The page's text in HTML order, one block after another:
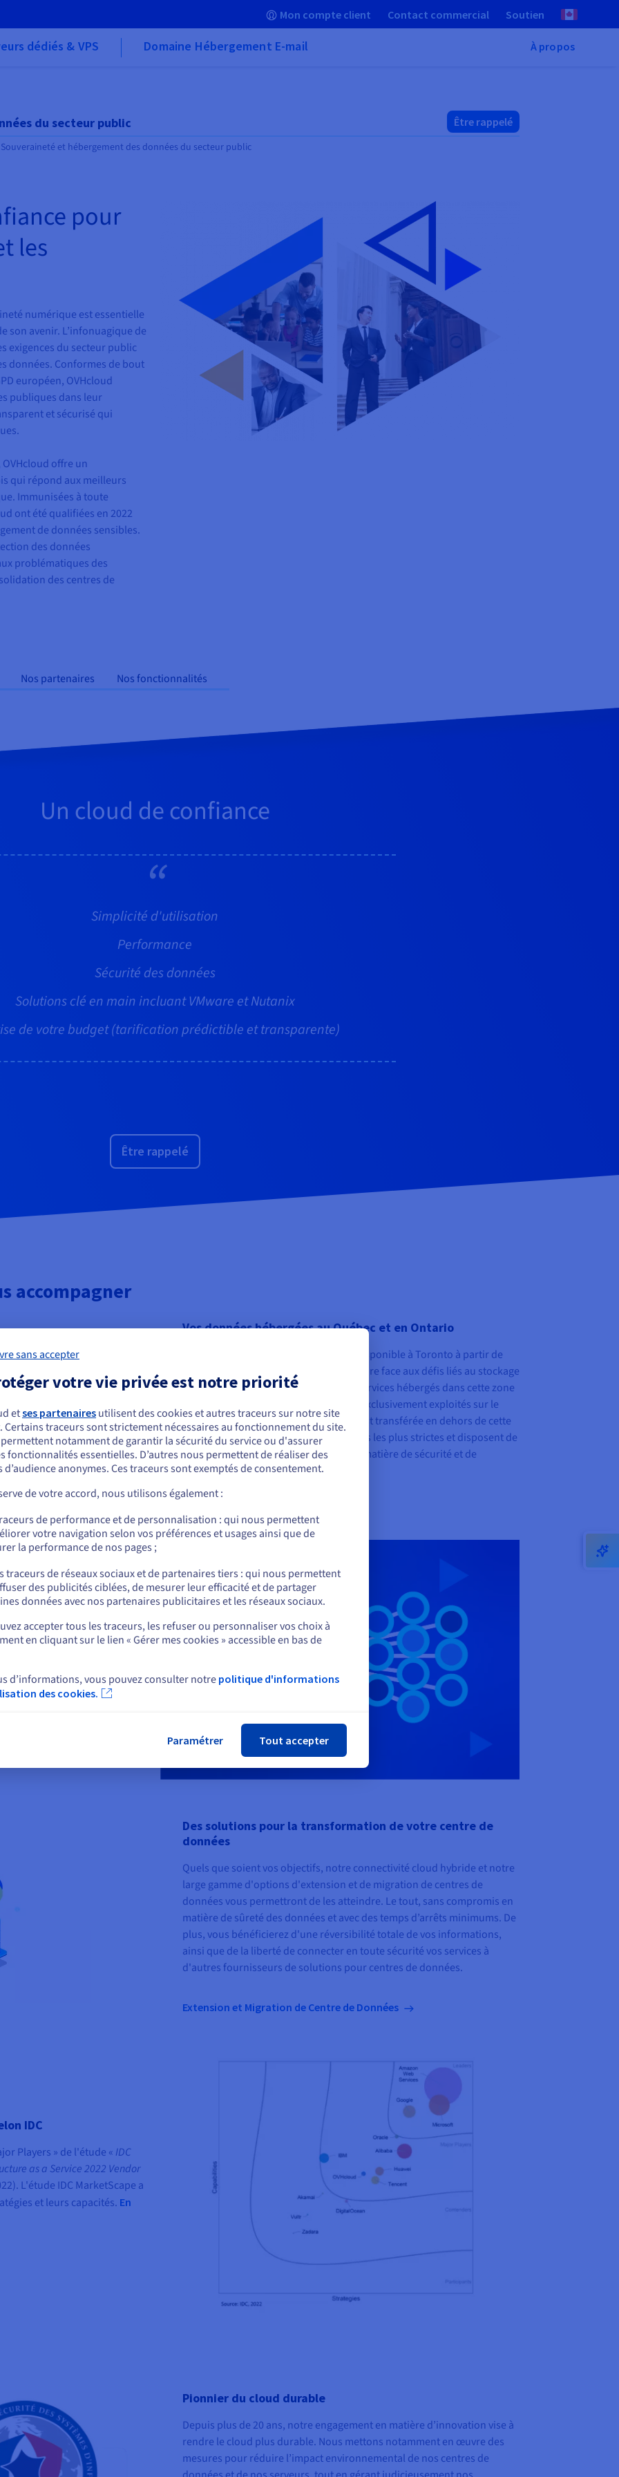
Mon compte client Contact commercial Soutien
dédiés & VPS Domaine Hébergement E-mail À propos
du secteur public
Être rappelé
Souveraineté et hébergement des données du secteur public
pour
les
numérique est essentielle
son avenir. L’infonuagique de
exigences du secteur public
données. Conformes de bout
européen, OVHcloud
publiques dans leur
et sécurisé qui
offre un
qui répond aux meilleurs
Immunisées à toute
ont été qualifiées en 2022
de données sensibles.
des données
problématiques des
des centres de
Nos partenaires Nos fonctionnalités
Un cloud de confiance
Simplicité d'utilisation
Performance
Sécurité des données
Solutions clé en main incluant VMware et Nutanix
de votre budget (tarification prédictible et transparente)
Être rappelé
accompagner
Vos données hébergées au Québec et en Ontario
Un deuxième centre de données sera disponible à Toronto à partir de
2024 et proposera des solutions pour faire face aux défis liés au stockage
et à la continuité de votre activité. Les services hébergés dans cette zone
de confiance ont la particularité d’être exclusivement exploités sur le
territoire canadien : aucune donnée n’est transférée en dehors de cette
zone. Ces services respectent les normes les plus strictes et disposent de
toutes les certifications nécessaires en matière de sécurité et de
protection des données.
notre backbone en fibre
détenu, éclairé et
et une souveraineté
20 Tbit/s. Grâce à de
peuvent accéder en toute
de données.
Des solutions pour la transformation de votre centre de
données
Quels que soient vos objectifs, notre connectivité cloud hybride et notre
large gamme d'options d'extension et de migration de centres de
données vous permettront de les atteindre. Le tout, sans compromis en
matière de sûreté des données et avec des temps d’arrêts minimums. De
plus, vous bénéficierez d'une réversibilité totale de vos informations,
ainsi que de la liberté de connecter en toute sécurité vos services à
d'autres fournisseurs de solutions pour centres de données.
Extension et Migration de Centre de Données
IDC
Players » de l'étude « IDC
as a Service 2022 Vendor
L'étude IDC MarketScape a
et leurs capacités. En
Pionnier du cloud durable
Depuis plus de 20 ans, notre engagement en matière d’innovation vise à
rendre le cloud plus durable. Nous mettons notamment en œuvre des
mesures pour réduire l’impact environnemental de nos centres de
semblez être localisé en États-Unis.
commander, rendez-vous sur le site de votre pays (États-Unis) et créez un
us.ovhcloud.com/
Anglais USD - $
ou
sur le site actuel
un autre site web
sans accepter
votre vie privée est notre priorité
etses partenaires utilisent des cookies et autres traceurs sur notre site
Certains traceurs sont strictement nécessaires au fonctionnement du site.
notamment de garantir la sécurité du service ou d'assurer
fonctionnalités essentielles. D’autres nous permettent de réaliser des
d’audience anonymes. Ces traceurs sont exemptés de consentement.
de votre accord, nous utilisons également :
de performance et de personnalisation : qui nous permettent
votre navigation selon vos préférences et usages ainsi que de
la performance de nos pages ;
traceurs de réseaux sociaux et de partenaires tiers : qui nous permettent
des publicités ciblées, de mesurer leur efficacité et de partager
données avec nos partenaires publicitaires et les réseaux sociaux.
accepter tous les traceurs, les refuser ou personnaliser vos choix à
en cliquant sur le lien « Gérer mes cookies » accessible en bas de
d’informations, vous pouvez consulter notre politique d'informations
des cookies.
Paramétrer Tout accepter